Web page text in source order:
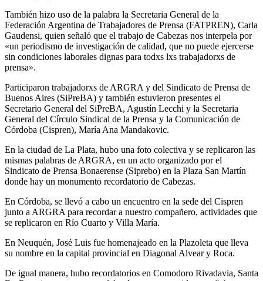
También hizo uso de la palabra la Secretaria General de la
Federación Argentina de Trabajadores de Prensa (FATPREN), Carla
Gaudensi, quien señaló que el trabajo de Cabezas nos interpela por
«un periodismo de investigación de calidad, que no puede ejercerse
sin condiciones laborales dignas para todxs lxs trabajadorxs de
prensa».
Participaron trabajadorxs de ARGRA y del Sindicato de Prensa de
Buenos Aires (SiPreBA) y también estuvieron presentes el
Secretario General del SiPreBA, Agustín Lecchi y la Secretaria
General del Círculo Sindical de la Prensa y la Comunicación de
Córdoba (Cispren), María Ana Mandakovic.
En la ciudad de La Plata, hubo una foto colectiva y se replicaron las
mismas palabras de ARGRA, en un acto organizado por el
Sindicato de Prensa Bonaerense (Siprebo) en la Plaza San Martín
donde hay un monumento recordatorio de Cabezas.
En Córdoba, se llevó a cabo un encuentro en la sede del Cispren
junto a ARGRA para recordar a nuestro compañero, actividades que
se replicaron en Río Cuarto y Villa María.
En Neuquén, José Luis fue homenajeado en la Plazoleta que lleva
su nombre en la capital provincial en Diagonal Alvear y Roca.
De igual manera, hubo recordatorios en Comodoro Rivadavia, Santa